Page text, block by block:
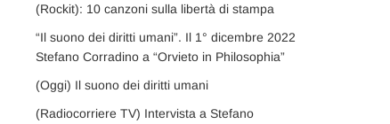
(Rockit): 10 canzoni sulla libertà di stampa
“Il suono dei diritti umani”. Il 1° dicembre 2022
Stefano Corradino a “Orvieto in Philosophia”
(Oggi) Il suono dei diritti umani
(Radiocorriere TV) Intervista a Stefano